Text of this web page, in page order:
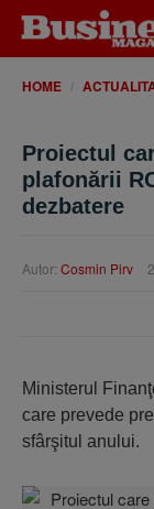
HOME
Proiectul
plafonării
dezbatere
Autor: Cosmin Pirv
Ministerul
care prevede
sfârşitul anului.